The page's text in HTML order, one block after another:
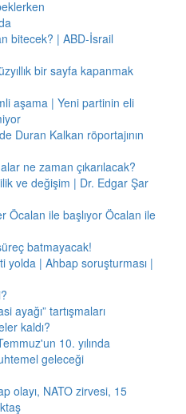
bitecek? | ABD-İsrail
bir sayfa kapanmak
aşama | Yeni partinin eli
Duran Kalkan röportajının
ne zaman çıkarılacak?
ve değişim | Dr. Edgar Şar
Öcalan ile başlıyor Öcalan ile
batmayacak!
yolda | Ahbap soruşturması |
ayağı” tartışmaları
kaldı?
10. yılında
geleceği
olayı, NATO zirvesi, 15